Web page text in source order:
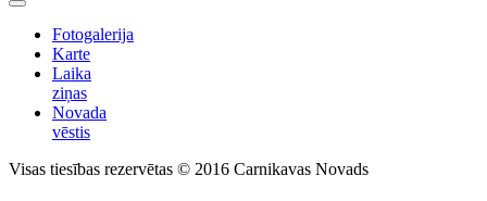
Fotogalerija
Karte
Laika
ziņas
Novada
vēstis
Visas tiesības rezervētas © 2016 Carnikavas Novads